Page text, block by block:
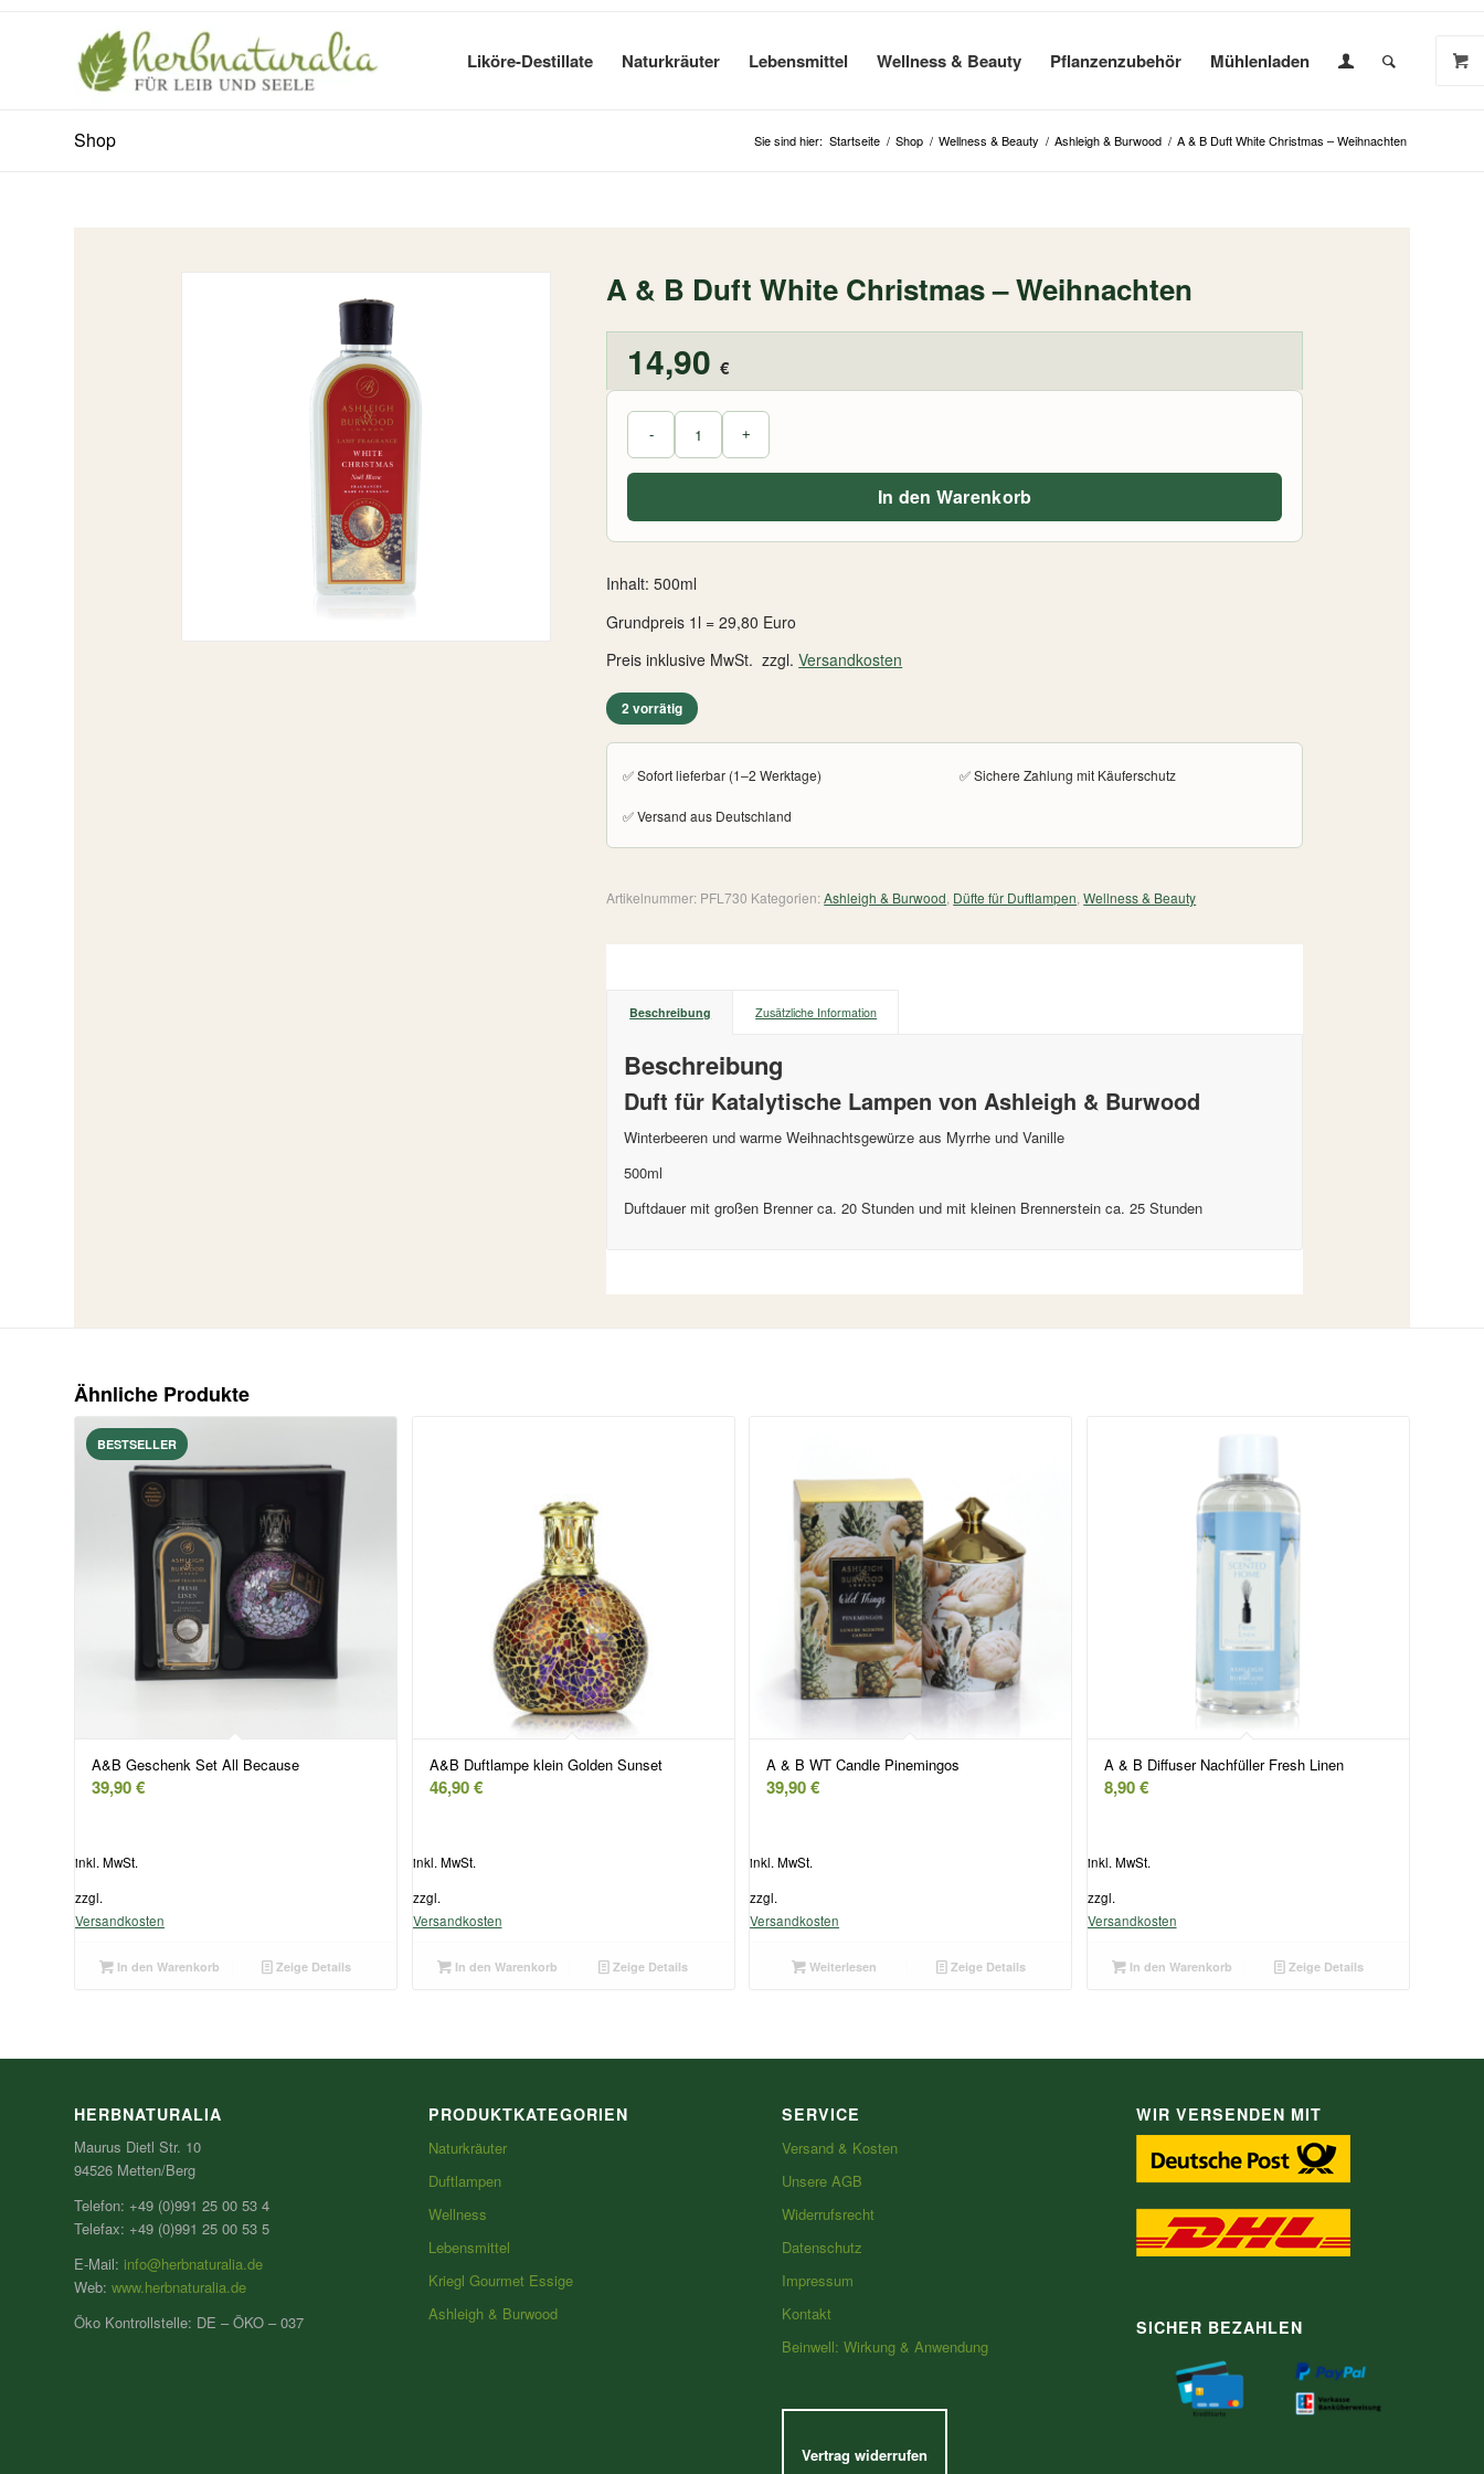
Liköre-Destillate Naturkräuter Lebensmittel Wellness & Beauty Pflanzenzubehör Mühlenladen
Shop Sie sind hier: Startseite / Shop / Wellness & Beauty / Ashleigh & Burwood / A & B Duft White Christmas – Weihnachten
A & B Duft White Christmas – Weihnachten
14,90€
Inhalt: 500ml
Grundpreis 1l = 29,80 Euro
Preis inklusive MwSt. zzgl.Versandkosten
2 vorrätig
✅ Sofort lieferbar (1–2 Werktage) ✅ Sichere Zahlung mit Käuferschutz
✅ Versand aus Deutschland
In den Warenkorb
Artikelnummer: PFL730 Kategorien:Ashleigh & Burwood Düfte für Duftlampen ,Wellness & Beauty
Beschreibung Zusätzliche Information
Beschreibung
Duft für Katalytische Lampen von Ashleigh & Burwood
Winterbeeren und warme Weihnachtsgewürze aus Myrrhe und Vanille
500ml
Duftdauer mit großen Brenner ca. 20 Stunden und mit kleinen Brennerstein ca. 25 Stunden
Ähnliche Produkte
A&B Geschenk Set All Because
39,90€
inkl. MwSt.
zzgl.
Versandkosten
In den Warenkorb Zeige Details
A&B Duftlampe klein Golden Sunset
46,90€
inkl. MwSt.
zzgl.
Versandkosten
In den Warenkorb Zeige Details
A & B WT Candle Pinemingos
39,90€
inkl. MwSt.
zzgl.
Versandkosten
Weiterlesen Zeige Details
A & B Diffuser Nachfüller Fresh Linen
8,90€
inkl. MwSt.
zzgl.
Versandkosten
In den Warenkorb Zeige Details
HERBNATURALIA
Maurus Dietl Str. 10
94526 Metten/Berg
Telefon: +49 (0)991 25 00 53 4
Telefax: +49 (0)991 25 00 53 5
E-Mail: info@herbnaturalia.de
Web: www.herbnaturalia.de
Öko Kontrollstelle: DE – ÖKO – 037
PRODUKTKATEGORIEN
Naturkräuter
Duftlampen
Wellness
Lebensmittel
Kriegl Gourmet Essige
Ashleigh & Burwood
SERVICE
Versand & Kosten
Unsere AGB
Widerrufsrecht
Datenschutz
Impressum
Kontakt
Beinwell: Wirkung & Anwendung
Vertrag widerrufen
WIR VERSENDEN MIT
SICHER BEZAHLEN